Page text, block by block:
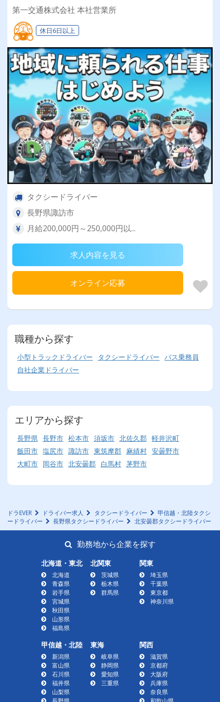
第一交通株式会社 本社営業所
休日6日以上
タクシードライバー
長野県諏訪市
月給200,000円～250,000円以...
求人内容を見る
オンライン応募
職種から探す
小型トラックドライバー タクシードライバー バス乗務員
自社企業ドライバー
エリアから探す
長野県 長野市 松本市 須坂市 北佐久郡 軽井沢町
飯田市 塩尻市 諏訪市 東筑摩郡 麻績村 安曇野市
大町市 岡谷市 北安曇郡 白馬村 茅野市
ドラEVER ドライバー求人 タクシードライバー
甲信越・北陸タクシ
ードライバー
長野県タクシードライバー 北安曇郡タクシードライバー
勤務地から企業を探す
北海道・東北
北海道
青森県
岩手県
宮城県
秋田県
山形県
福島県
北関東
茨城県
栃木県
群馬県
関東
埼玉県
千葉県
東京都
神奈川県
甲信越・北陸
新潟県
富山県
石川県
福井県
山梨県
東海
岐阜県
静岡県
愛知県
三重県
関西
滋賀県
京都府
大阪府
兵庫県
奈良県